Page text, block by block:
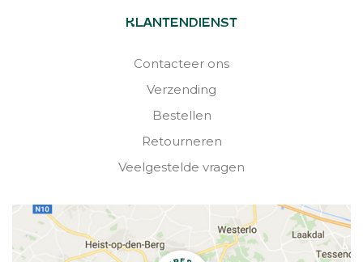
KLANTENDIENST
Contacteer ons
Verzending
Bestellen
Retourneren
Veelgestelde vragen